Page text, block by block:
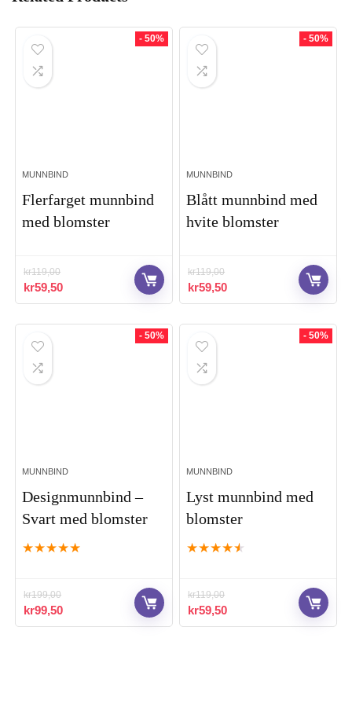
- 50%
MUNNBIND
Flerfarget munnbind
med blomster
kr119,00
Opprinnelig
pris
kr59,50Nåværende
pris
- 50%
MUNNBIND
Blått munnbind med
hvite blomster
kr119,00
Opprinnelig
pris
kr59,50Nåværende
pris
- 50%
MUNNBIND
Designmunnbind –
Svart med blomster
★★★★★
kr199,00
Opprinnelig
pris
kr99,50Nåværende
pris
- 50%
MUNNBIND
Lyst munnbind med
blomster
★★★★★
kr119,00
Opprinnelig
pris
kr59,50Nåværende
pris